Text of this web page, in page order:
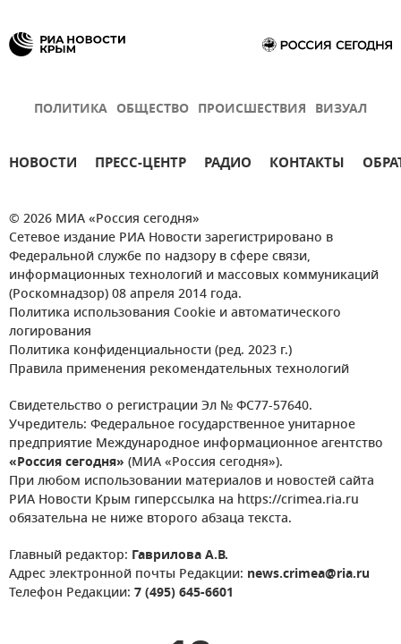
ПОЛИТИКА ОБЩЕСТВО ПРОИСШЕСТВИЯ ВИЗУАЛ
НОВОСТИ ПРЕСС-ЦЕНТР РАДИО КОНТАКТЫ
© 2026 МИА «Россия сегодня»
Сетевое издание РИА Новости зарегистрировано в
Федеральной службе по надзору в сфере связи,
информационных технологий и массовых коммуникаций
(Роскомнадзор) 08 апреля 2014 года.
Политика использования Cookie и автоматического
логирования
Политика конфиденциальности (ред. 2023 г.)
Правила применения рекомендательных технологий
Свидетельство о регистрации Эл № ФС77-57640.
Учредитель: Федеральное государственное унитарное
предприятие Международное информационное агентство
«Россия сегодня» (МИА «Россия сегодня»).
При любом использовании материалов и новостей сайта
РИА Новости Крым гиперссылка на https://crimea.ria.ru
обязательна не ниже второго абзаца текста.
Главный редактор: Гаврилова А.В.
Адрес электронной почты Редакции: news.crimea@ria.ru
Телефон Редакции: 7 (495) 645-6601